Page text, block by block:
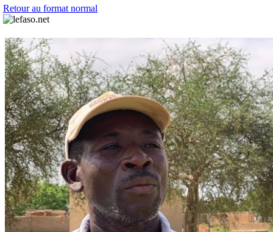
Retour au format normal